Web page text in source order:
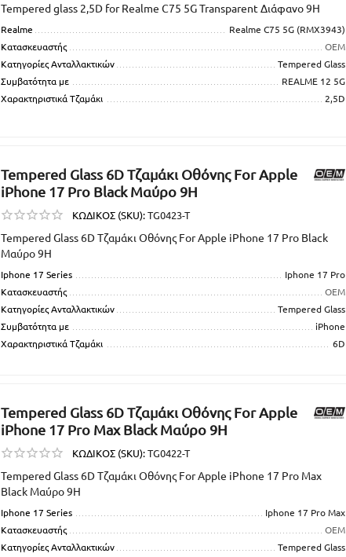
Tempered glass 2,5D for Realme C75 5G Transparent Διάφανο 9H
Realme
Realme C75 5G (RMX3943)
Κατασκευαστής
OEM
Κατηγορίες Ανταλλακτικών
Tempered Glass
Συμβατότητα με
REALME 12 5G
Χαρακτηριστικά Τζαμάκι
2,5D
Tempered Glass 6D Τζαμάκι Οθόνης For Apple
iPhone 17 Pro Black Μαύρο 9H
ΚΩΔΙΚΟΣ (SKU):TG0423-T
Tempered Glass 6D Τζαμάκι Οθόνης For Apple iPhone 17 Pro Black
Μαύρο 9H
Iphone 17 Series
Iphone 17 Pro
Κατασκευαστής
OEM
Κατηγορίες Ανταλλακτικών
Tempered Glass
Συμβατότητα με
iPhone
Χαρακτηριστικά Τζαμάκι
6D
Tempered Glass 6D Τζαμάκι Οθόνης For Apple
iPhone 17 Pro Max Black Μαύρο 9H
ΚΩΔΙΚΟΣ (SKU):TG0422-T
Tempered Glass 6D Τζαμάκι Οθόνης For Apple iPhone 17 Pro Max
Black Μαύρο 9H
Iphone 17 Series
Iphone 17 Pro Max
Κατασκευαστής
OEM
Κατηγορίες Ανταλλακτικών
Tempered Glass